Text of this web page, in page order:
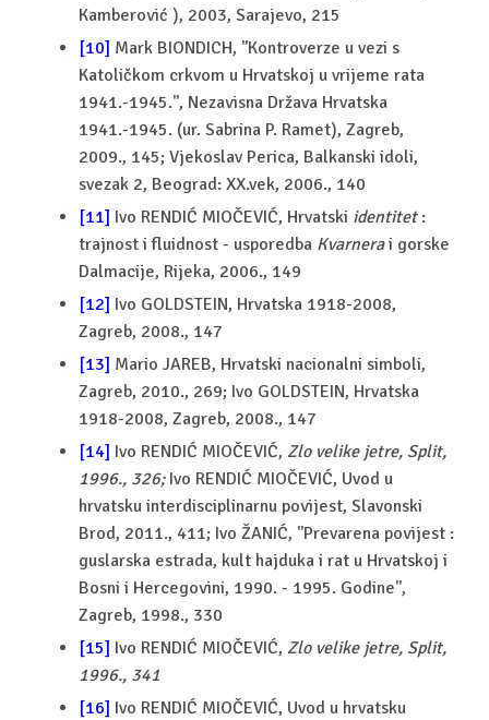
Kamberović ), 2003, Sarajevo, 215
[10] Mark BIONDICH, ''Kontroverze u vezi s
Katoličkom crkvom u Hrvatskoj u vrijeme rata
1941.-1945.'', Nezavisna Država Hrvatska
1941.-1945. (ur. Sabrina P. Ramet), Zagreb,
2009., 145; Vjekoslav Perica, Balkanski idoli,
svezak 2, Beograd: XX.vek, 2006., 140
[11] Ivo RENDIĆ MIOČEVIĆ, Hrvatski identitet:
trajnost i fluidnost - usporedba Kvarnerai gorske
Dalmacije, Rijeka, 2006., 149
[12] Ivo GOLDSTEIN, Hrvatska 1918-2008,
Zagreb, 2008., 147
[13] Mario JAREB, Hrvatski nacionalni simboli,
Zagreb, 2010., 269; Ivo GOLDSTEIN, Hrvatska
1918-2008, Zagreb, 2008., 147
[14] Ivo RENDIĆ MIOČEVIĆ, Zlo velike jetre, Split,
1996., 326; Ivo RENDIĆ MIOČEVIĆ, Uvod u
hrvatsku interdisciplinarnu povijest, Slavonski
Brod, 2011., 411; Ivo ŽANIĆ, ''Prevarena povijest :
guslarska estrada, kult hajduka i rat u Hrvatskoj i
Bosni i Hercegovini, 1990. - 1995. Godine'',
Zagreb, 1998., 330
[15] Ivo RENDIĆ MIOČEVIĆ, Zlo velike jetre, Split,
1996., 341
[16] Ivo RENDIĆ MIOČEVIĆ, Uvod u hrvatsku